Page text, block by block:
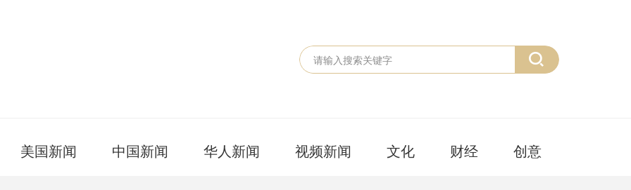
美国新闻 中国新闻 华人新闻 视频新闻 文化 财经 创意